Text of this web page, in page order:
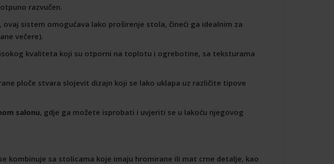
razvučen.
ovaj sistem omogućava lako proširenje stola, čineći ga idealnim za
večere).
kvaliteta koji su otporni na toplotu i ogrebotine, sa teksturama
ploče stvara slojevit dizajn koji se lako uklapa uz različite tipove
salonu, gdje ga možete isprobati i uvjeriti se u lakoću njegovog
kombinuje sa stolicama koje imaju hromirane ili mat crne detalje, kao